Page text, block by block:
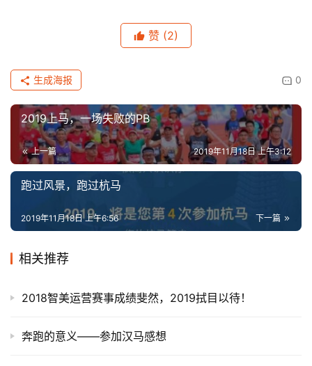
赞 (2)
0
生成海报
2019上马，一场失败的PB
上一篇 2019年11月18日 上午3:12
跑过风景，跑过杭马
下一篇
2019年11月18日 上午6:56
相关推荐
2018智美运营赛事成绩斐然，2019拭目以待！
奔跑的意义——参加汉马感想